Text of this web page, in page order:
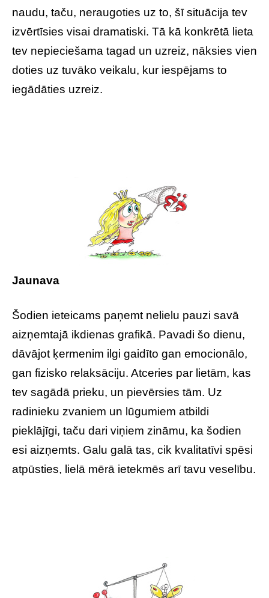
naudu, taču, neraugoties uz to, šī situācija tev
izvērtīsies visai dramatiski. Tā kā konkrētā lieta
tev nepieciešama tagad un uzreiz, nāksies vien
doties uz tuvāko veikalu, kur iespējams to
iegādāties uzreiz.
Jaunava
Šodien ieteicams paņemt nelielu pauzi savā
aizņemtajā ikdienas grafikā. Pavadi šo dienu,
dāvājot ķermenim ilgi gaidīto gan emocionālo,
gan fizisko relaksāciju. Atceries par lietām, kas
tev sagādā prieku, un pievērsies tām. Uz
radinieku zvaniem un lūgumiem atbildi
pieklājīgi, taču dari viņiem zināmu, ka šodien
esi aizņemts. Galu galā tas, cik kvalitatīvi spēsi
atpūsties, lielā mērā ietekmēs arī tavu veselību.